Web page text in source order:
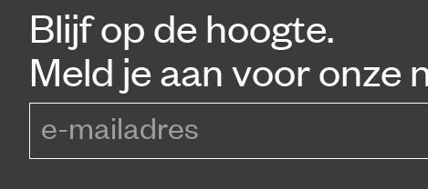
Blijf op de hoogte.
Meld je aan voor onze